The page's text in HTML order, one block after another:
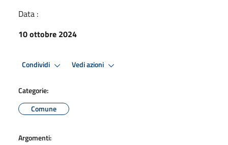
Data :
10 ottobre 2024
Condividi Vedi azioni
Categorie:
Comune
Argomenti: